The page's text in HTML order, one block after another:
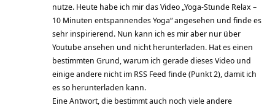
nutze. Heute habe ich mir das Video „Yoga-Stunde Relax –
10 Minuten entspannendes Yoga“ angesehen und finde es
sehr inspirierend. Nun kann ich es mir aber nur über
Youtube ansehen und nicht herunterladen. Hat es einen
bestimmten Grund, warum ich gerade dieses Video und
einige andere nicht im RSS Feed finde (Punkt 2), damit ich
es so herunterladen kann.
Eine Antwort, die bestimmt auch noch viele andere